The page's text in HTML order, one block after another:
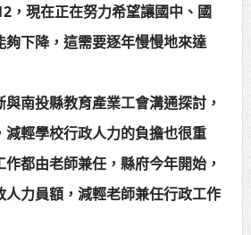
，現在正在努力希望讓國中、國
下降，這需要逐年慢慢地來達
南投縣教育產業工會溝通探討，
減輕學校行政人力的負擔也很重
都由老師兼任，縣府今年開始，
人力員額，減輕老師兼任行政工作